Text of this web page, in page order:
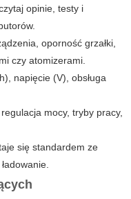
opinie, testy i
oporność grzałki,
czy atomizerami.
napięcie (V), obsługa
mocy, tryby pracy,
się standardem ze